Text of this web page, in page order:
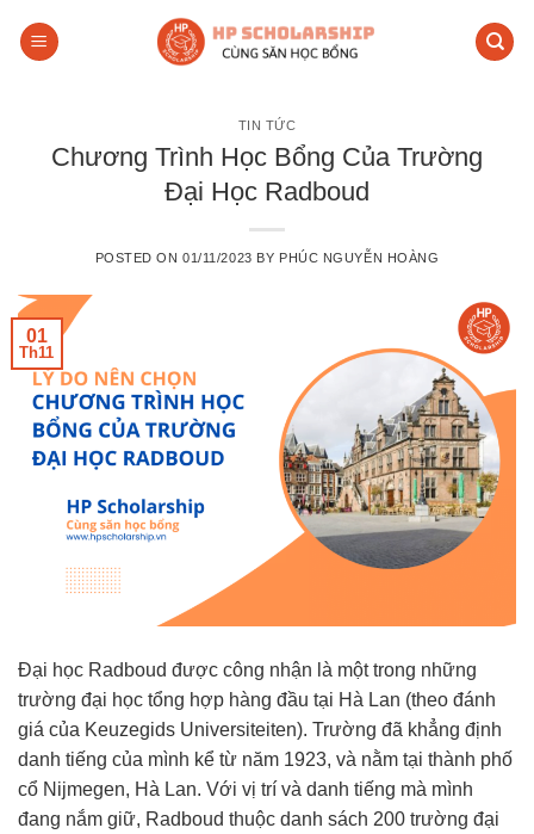
TIN TỨC
Chương Trình Học Bổng Của Trường
Đại Học Radboud
POSTED ON01/11/2023 BY PHÚC NGUYỄN HOÀNG
01
Th11
Đại học Radboud được công nhận là một trong những
trường đại học tổng hợp hàng đầu tại Hà Lan (theo đánh
giá của Keuzegids Universiteiten). Trường đã khẳng định
danh tiếng của mình kể từ năm 1923, và nằm tại thành phố
cổ Nijmegen, Hà Lan. Với vị trí và danh tiếng mà mình
đang nắm giữ, Radboud thuộc danh sách 200 trường đại